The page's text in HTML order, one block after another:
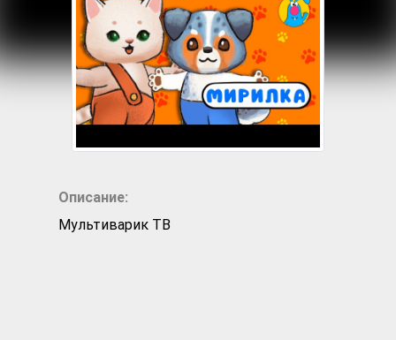
Описание:
Мультиварик ТВ